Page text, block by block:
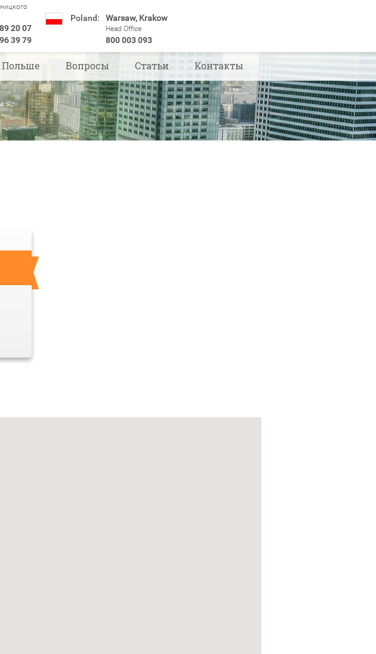
20 07
39 79
Poland: Warsaw, Krakow
Head Office
800 003 093
Польше Вопросы Статьи Контакты